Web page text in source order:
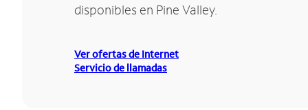
disponibles en Pine Valley.
Ver ofertas de Internet
Servicio de llamadas